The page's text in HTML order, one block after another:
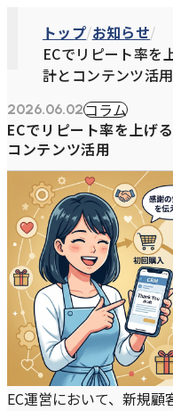
トップ お知らせ
ECでリピート率を
計とコンテンツ活用
2026.06.02コラム
ECでリピート率を上げ
コンテンツ活用
EC運営において、新規